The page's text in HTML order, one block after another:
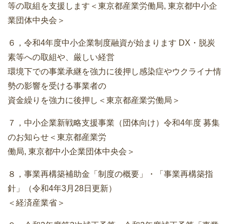
等の取組を支援します＜東京都産業労働局, 東京都中小企
業団体中央会＞
６，令和4年度中小企業制度融資が始まります DX・脱炭
素等への取組や、厳しい経営
環境下での事業承継を強力に後押し感染症やウクライナ情
勢の影響を受ける事業者の
資金繰りを強力に後押し＜東京都産業労働局＞
７，中小企業新戦略支援事業（団体向け）令和4年度 募集
のお知らせ＜東京都産業労
働局, 東京都中小企業団体中央会＞
８，事業再構築補助金「制度の概要」・「事業再構築指
針」（令和4年3月28日更新）
＜経済産業省＞